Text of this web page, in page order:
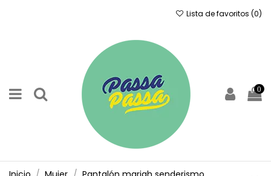
Lista de favoritos (0)
0